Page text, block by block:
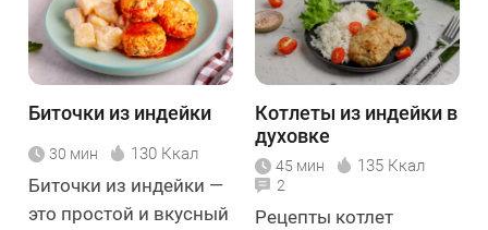
Биточки из индейки
30 мин 130 Ккал
Биточки из индейки —
это простой и вкусный
Котлеты из индейки в
духовке
45 мин 135 Ккал
2
Рецепты котлет